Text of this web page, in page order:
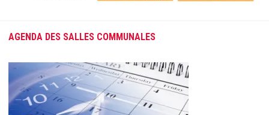
AGENDA DES SALLES COMMUNALES